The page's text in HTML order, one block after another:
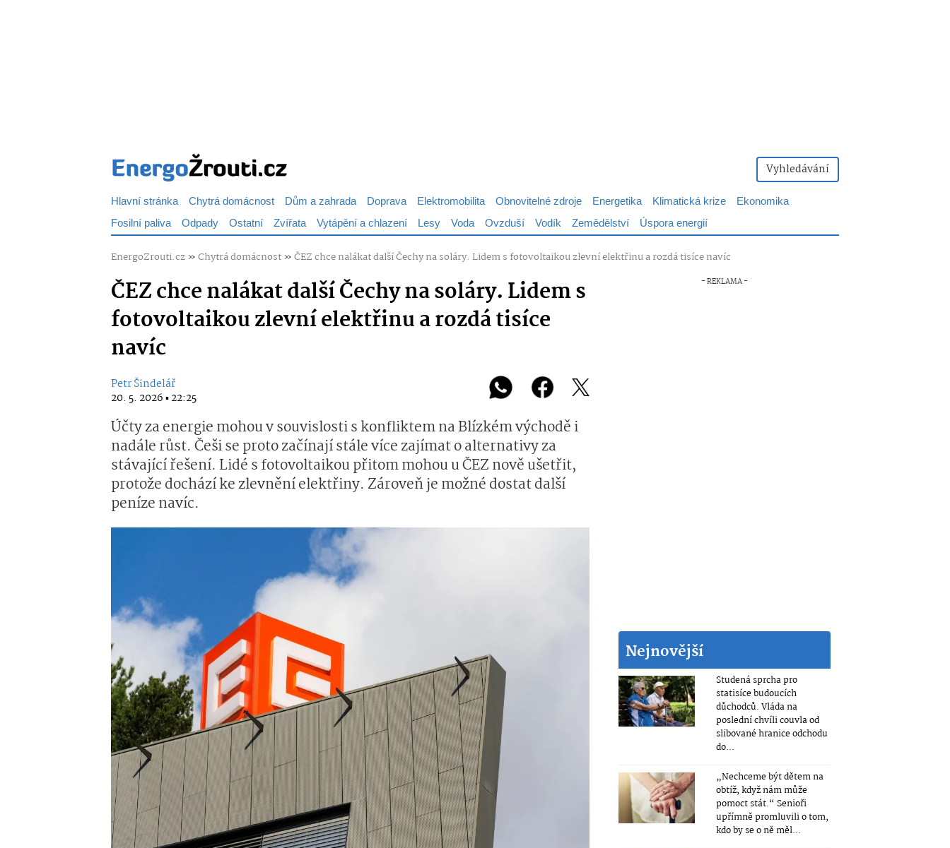
Vyhledávání
Hlavní stránka Chytrá domácnost Dům a zahrada Doprava Elektromobilita Obnovitelné zdroje Energetika Klimatická krize
Ekonomika
Fosilní paliva Odpady Ostatní Zvířata Vytápění a chlazení Lesy Voda Ovzduší Vodík Zemědělství Úspora energií
EnergoZrouti.cz»Chytrá domácnost»ČEZ chce nalákat další Čechy na soláry. Lidem s fotovoltaikou zlevní elektřinu a rozdá tisíce navíc
ČEZ chce nalákat další Čechy na soláry. Lidem s
fotovoltaikou zlevní elektřinu a rozdá tisíce
navíc
Petr Šindelář
20. 5. 2026 ▪ 22:25
Účty za energie mohou v souvislosti s konfliktem na Blízkém východě i
nadále růst. Češi se proto začínají stále více zajímat o alternativy za
stávající řešení. Lidé s fotovoltaikou přitom mohou u ČEZ nově ušetřit,
protože dochází ke zlevnění elektřiny. Zároveň je možné dostat další
peníze navíc.
Nejnovější
Studená sprcha pro
statisíce budoucích
důchodců. Vláda na
poslední chvíli couvla od
slibované hranice odchodu
do...
„Nechceme být dětem na
obtíž, když nám může
pomoct stát.“ Senioři
upřímně promluvili o tom,
kdo by se o ně měl...